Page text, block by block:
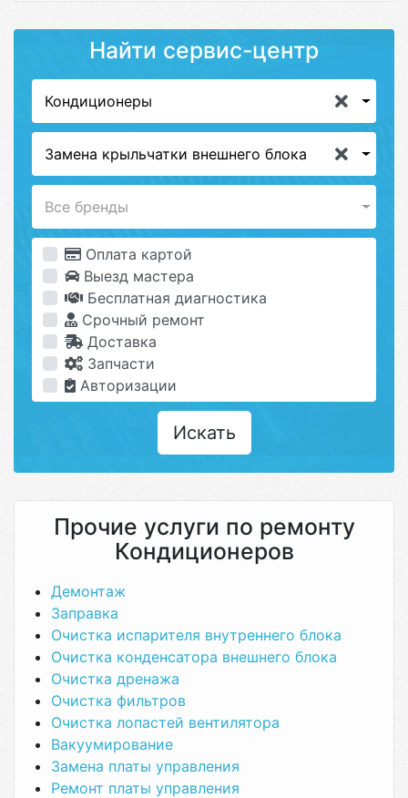
Найти сервис-центр
Кондиционеры
Замена крыльчатки внешнего блока
Все бренды
Оплата картой
Выезд мастера
Бесплатная диагностика
Срочный ремонт
Доставка
Запчасти
Авторизации
Искать
Прочие услуги по ремонту
Кондиционеров
Демонтаж
Заправка
Очистка испарителя внутреннего блока
Очистка конденсатора внешнего блока
Очистка дренажа
Очистка фильтров
Очистка лопастей вентилятора
Вакуумирование
Замена платы управления
Ремонт платы управления